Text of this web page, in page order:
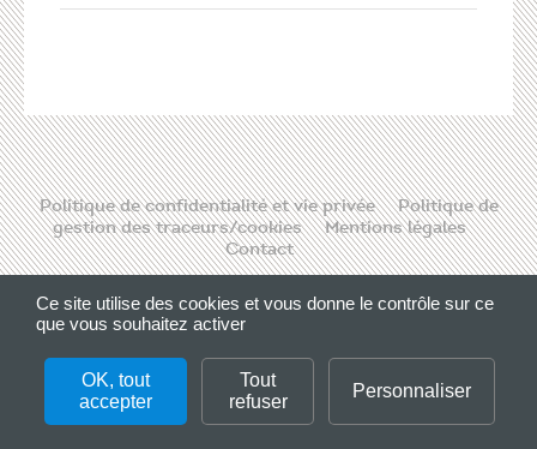
Politique de confidentialité et vie privée
Politique de
gestion des traceurs/cookies
Mentions légales
Contact
Please, enter a valid CLIENT ID.
Ce site utilise des cookies et vous donne le contrôle sur ce
que vous souhaitez activer
OK, tout
accepter
Tout
refuser
Personnaliser